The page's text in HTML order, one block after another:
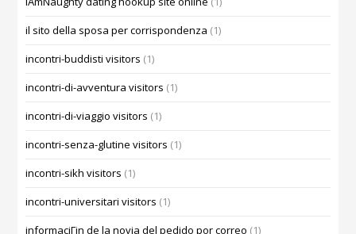
il sito della sposa per corrispondenza (1)
incontri-buddisti visitors (1)
incontri-di-avventura visitors (1)
incontri-di-viaggio visitors (1)
incontri-senza-glutine visitors (1)
incontri-sikh visitors (1)
incontri-universitari visitors (1)
informaciГіn de la novia del pedido por correo (1)